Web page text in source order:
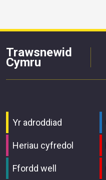
Trawsnewid
Cymru
Yr adroddiad
Heriau cyfredol
Ffordd well